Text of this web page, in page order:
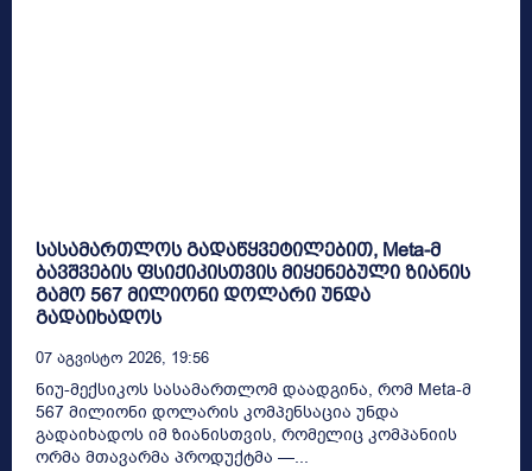
სასამართლოს გადაწყვეტილებით, Meta-მ
ბავშვების ფსიქიკისთვის მიყენებული ზიანის
გამო 567 მილიონი დოლარი უნდა
გადაიხადოს
07 Აგვისტო 2026, 19:56
ნიუ-მექსიკოს სასამართლომ დაადგინა, რომ Meta-მ
567 მილიონი დოლარის კომპენსაცია უნდა
გადაიხადოს იმ ზიანისთვის, რომელიც კომპანიის
ორმა მთავარმა პროდუქტმა —...